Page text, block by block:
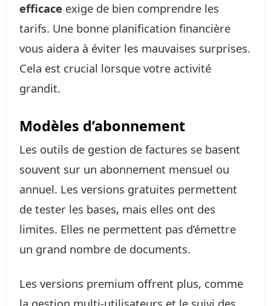
efficace exige de bien comprendre les
tarifs. Une bonne planification financière
vous aidera à éviter les mauvaises surprises.
Cela est crucial lorsque votre activité
grandit.
Modèles d’abonnement
Les outils de gestion de factures se basent
souvent sur un abonnement mensuel ou
annuel. Les versions gratuites permettent
de tester les bases, mais elles ont des
limites. Elles ne permettent pas d’émettre
un grand nombre de documents.
Les versions premium offrent plus, comme